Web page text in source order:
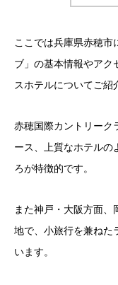
ここでは兵庫県赤穂市
ブ」の基本情報やアク
スホテルについてご紹
赤穂国際カントリーク
ース、上質なホテルの
ろが特徴的です。
また神戸・大阪方面
地で、小旅行を兼ねた
います。